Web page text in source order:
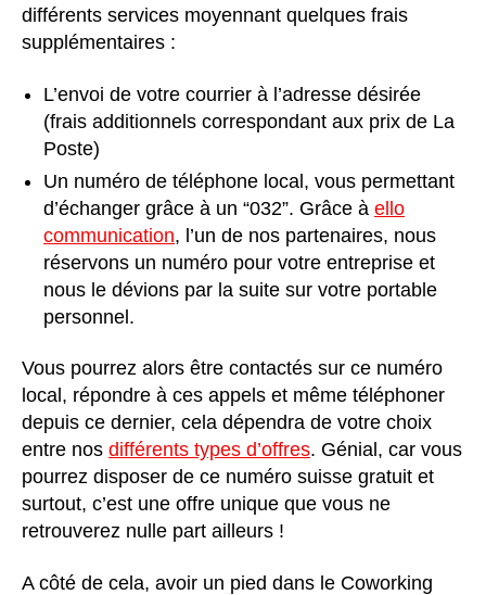
différents services moyennant quelques frais
supplémentaires :
L’envoi de votre courrier à l’adresse désirée
(frais additionnels correspondant aux prix de La
Poste)
Un numéro de téléphone local, vous permettant
d’échanger grâce à un “032”. Grâce à ello
communication, l’un de nos partenaires, nous
réservons un numéro pour votre entreprise et
nous le dévions par la suite sur votre portable
personnel.
Vous pourrez alors être contactés sur ce numéro
local, répondre à ces appels et même téléphoner
depuis ce dernier, cela dépendra de votre choix
entre nos différents types d’offres. Génial, car vous
pourrez disposer de ce numéro suisse gratuit et
surtout, c’est une offre unique que vous ne
retrouverez nulle part ailleurs !
A côté de cela, avoir un pied dans le Coworking